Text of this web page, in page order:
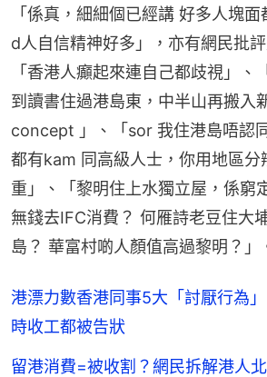
「係真，細細個已經講 好多人塊
d人自信精神好多」，亦有網民批評
「香港人癲起來連自己都歧視」、
到讀書住過港島東，中半山再搬入
concept 」、「sor 我住港島唔認
都有kam 同高級人士，你用地區分
重」、「黎明住上水獨立屋，係窮
無錢去IFC消費？ 何雁詩老豆住大
島？ 華富村啲人顏值高過黎明？」
港漂力數香港同事5大「討厭行為
時收工都被告狀
留港消費=被收割？網民拆解港人